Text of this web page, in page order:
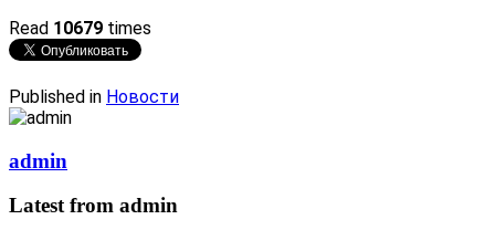
Read 10679 times
Published in Новости
admin
Latest from admin